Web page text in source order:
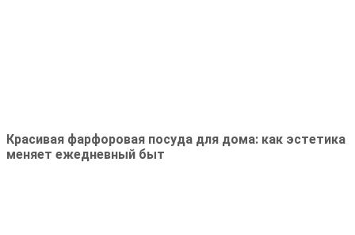
Красивая фарфоровая посуда для дома: как эстетика
меняет ежедневный быт